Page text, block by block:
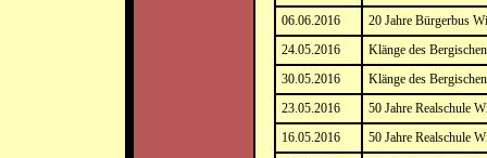
06.06.2016
20 Jahre Bürgerbus
24.05.2016
Klänge des Bergischen
30.05.2016
Klänge des Bergischen
23.05.2016
50 Jahre Realschule
16.05.2016
50 Jahre Realschule